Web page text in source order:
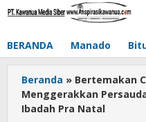
Lewati
BERANDA Manado
Beranda » Bertemakan
Menggerakkan
Ibadah Pra Natal